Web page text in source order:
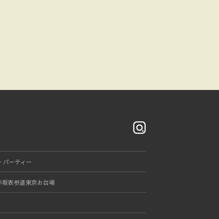
パーティー
坂表参道東京お台場